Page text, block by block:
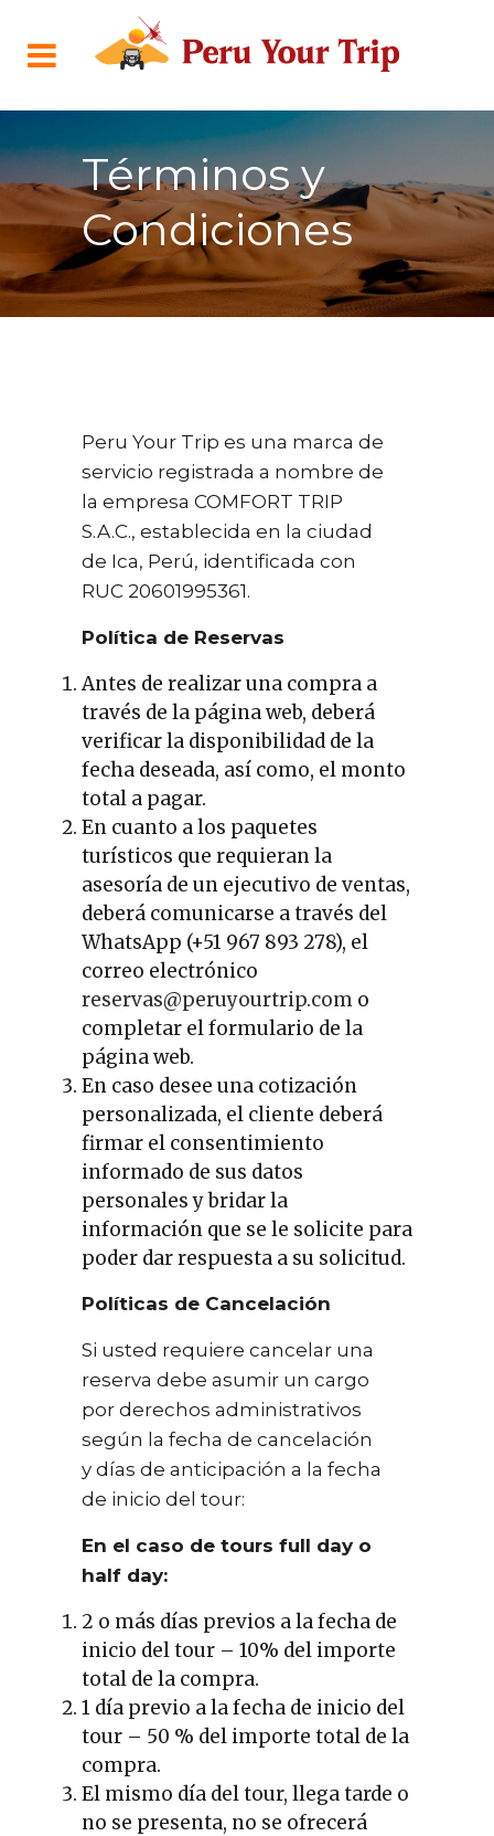
Términos y
Condiciones
Peru Your Trip es una marca de
servicio registrada a nombre de
la empresa COMFORT TRIP
S.A.C., establecida en la ciudad
de Ica, Perú, identificada con
RUC 20601995361.
Política de Reservas
Antes de realizar una compra a
través de la página web, deberá
verificar la disponibilidad de la
fecha deseada, así como, el monto
total a pagar.
En cuanto a los paquetes
turísticos que requieran la
asesoría de un ejecutivo de ventas,
deberá comunicarse a través del
WhatsApp (+51 967 893 278), el
correo electrónico
reservas@peruyourtrip.com o
completar el formulario de la
página web.
En caso desee una cotización
personalizada, el cliente deberá
firmar el consentimiento
informado de sus datos
personales y bridar la
información que se le solicite para
poder dar respuesta a su solicitud.
Políticas de Cancelación
Si usted requiere cancelar una
reserva debe asumir un cargo
por derechos administrativos
según la fecha de cancelación
y días de anticipación a la fecha
de inicio del tour:
En el caso de tours full day o
half day:
2 o más días previos a la fecha de
inicio del tour – 10% del importe
total de la compra.
1 día previo a la fecha de inicio del
tour – 50 % del importe total de la
compra.
El mismo día del tour, llega tarde o
no se presenta, no se ofrecerá